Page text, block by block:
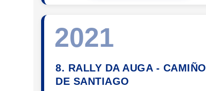
2021
8. RALLY DA AUGA - CAMIÑO
DE SANTIAGO